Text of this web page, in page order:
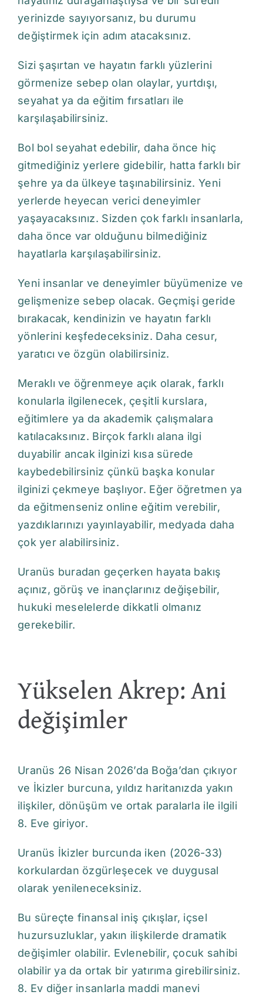
yerinizde sayıyorsanız, bu durumu
değiştirmek için adım atacaksınız.
Sizi şaşırtan ve hayatın farklı yüzlerini
görmenize sebep olan olaylar, yurtdışı,
seyahat ya da eğitim fırsatları ile
karşılaşabilirsiniz.
Bol bol seyahat edebilir, daha önce hiç
gitmediğiniz yerlere gidebilir, hatta farklı bir
şehre ya da ülkeye taşınabilirsiniz. Yeni
yerlerde heyecan verici deneyimler
yaşayacaksınız. Sizden çok farklı insanlarla,
daha önce var olduğunu bilmediğiniz
hayatlarla karşılaşabilirsiniz.
Yeni insanlar ve deneyimler büyümenize ve
gelişmenize sebep olacak. Geçmişi geride
bırakacak, kendinizin ve hayatın farklı
yönlerini keşfedeceksiniz. Daha cesur,
yaratıcı ve özgün olabilirsiniz.
Meraklı ve öğrenmeye açık olarak, farklı
konularla ilgilenecek, çeşitli kurslara,
eğitimlere ya da akademik çalışmalara
katılacaksınız. Birçok farklı alana ilgi
duyabilir ancak ilginizi kısa sürede
kaybedebilirsiniz çünkü başka konular
ilginizi çekmeye başlıyor. Eğer öğretmen ya
da eğitmenseniz online eğitim verebilir,
yazdıklarınızı yayınlayabilir, medyada daha
çok yer alabilirsiniz.
Uranüs buradan geçerken hayata bakış
açınız, görüş ve inançlarınız değişebilir,
hukuki meselelerde dikkatli olmanız
gerekebilir.
Yükselen Akrep: Ani
değişimler
Uranüs 26 Nisan 2026’da Boğa’dan çıkıyor
ve İkizler burcuna, yıldız haritanızda yakın
ilişkiler, dönüşüm ve ortak paralarla ile ilgili
8. Eve giriyor.
Uranüs İkizler burcunda iken (2026-33)
korkulardan özgürleşecek ve duygusal
olarak yenileneceksiniz.
Bu süreçte finansal iniş çıkışlar, içsel
huzursuzluklar, yakın ilişkilerde dramatik
değişimler olabilir. Evlenebilir, çocuk sahibi
olabilir ya da ortak bir yatırıma girebilirsiniz.
8. Ev diğer insanlarla maddi manevi